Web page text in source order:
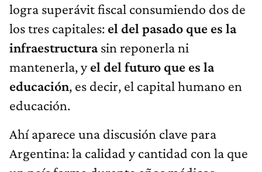
logra superávit fiscal consumiendo dos de
los tres capitales: el del pasado que es la
infraestructurasin reponerla ni
mantenerla, yel del futuro que es la
educación, es decir, el capital humano en
educación.
Ahí aparece una discusión clave para
Argentina: la calidad y cantidad con la que